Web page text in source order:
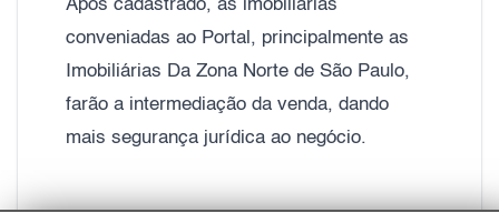
Após cadastrado, as imobiliárias
conveniadas ao Portal, principalmente as
Imobiliárias Da Zona Norte de São Paulo,
farão a intermediação da venda, dando
mais segurança jurídica ao negócio.